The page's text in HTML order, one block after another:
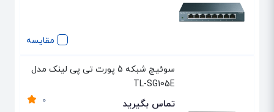
مقایسه
سوئیچ شبکه 5 پورت تی پی لینک مدل
TL-SG105E
0 تماس بگیرید